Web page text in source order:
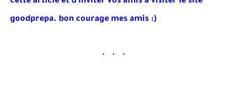
goodprepa. bon courage mes amis :)